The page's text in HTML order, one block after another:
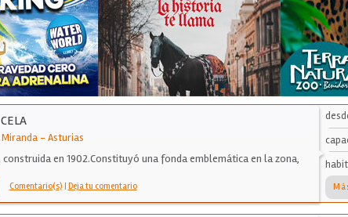
- Asturias
en 1902.Constituyó una fonda emblemática en la zona,
Comentario(s) | Deja tu comentario